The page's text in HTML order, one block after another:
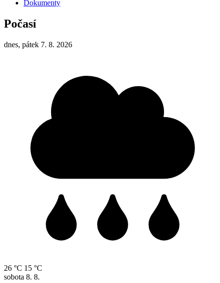
Dokumenty
Počasí
dnes, pátek 7. 8. 2026
26 °C 15 °C
sobota 8. 8.